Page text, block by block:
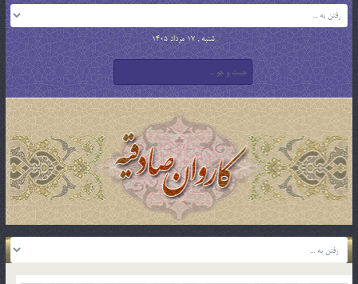
شنبه , 17 مرداد 1405